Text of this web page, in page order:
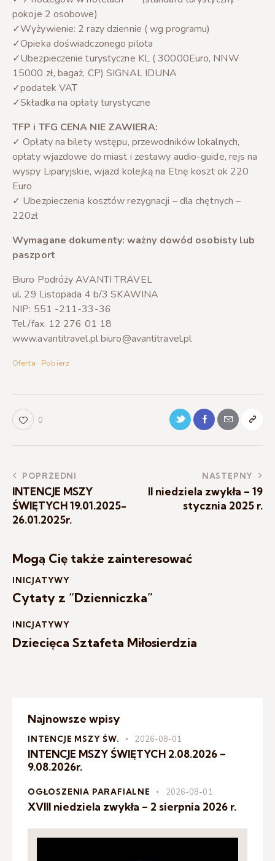
pokoje 2 osobowe)
✓Wyżywienie: 2 razy dziennie ( wg programu)
✓Opieka doświadczonego pilota
✓Ubezpieczenie turystyczne KL ( 30000Euro, NNW
15000 zł, bagaż, CP) SIGNAL IDUNA
✓podatek VAT
✓Składka na opłaty turystyczne
TFP i TFG CENA NIE ZAWIERA:
✓ Opłaty na bilety wstępu, przewodników lokalnych,
opłaty wjazdowe do miast i zestawy audio-guide, rejs na
wyspy Liparyjskie, wjazd kolejką na Etnę koszt ok 220
Euro
✓ Ubezpieczenia kosztów rezygnacji – dla chętnych –
220zł
Wymagane dokumenty: ważny dowód osobisty lub
paszport
Biuro Podróży AVANTI TRAVEL
ul. 29 Listopada 4 b/3 SKAWINA
NIP: 551 -211-33-36
Tel./fax. 12 276 01 18
www.avantitravel.pl biuro@avantitravel.pl
Oferta Pobierz
0
POPRZEDNI
INTENCJE MSZY
ŚWIĘTYCH 19.01.2025-
26.01.2025r.
NASTĘPNY
II niedziela zwykła – 19
stycznia 2025 r.
Mogą Cię także zainteresować
INICJATYWY
Cytaty z “Dzienniczka”
INICJATYWY
Dziecięca Sztafeta Miłosierdzia
Najnowsze wpisy
INTENCJE MSZY ŚW. 2026-08-01
INTENCJE MSZY ŚWIĘTYCH 2.08.2026 –
9.08.2026r.
OGŁOSZENIA PARAFIALNE 2026-08-01
XVIII niedziela zwykła – 2 sierpnia 2026 r.